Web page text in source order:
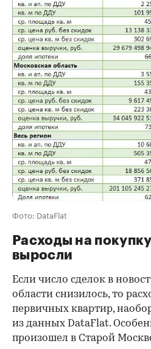
Фото: DataFlat
Расходы на
выросли
Если число сделок в
области снизилось, то
первичных квартир,
из данных DataFlat.
произошел в Старой